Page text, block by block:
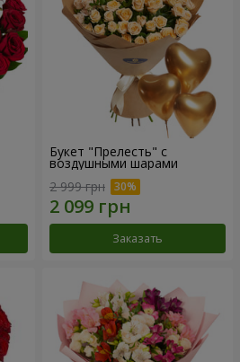
Букет "Прелесть" с
воздушными шарами
2 999 грн
Заказать